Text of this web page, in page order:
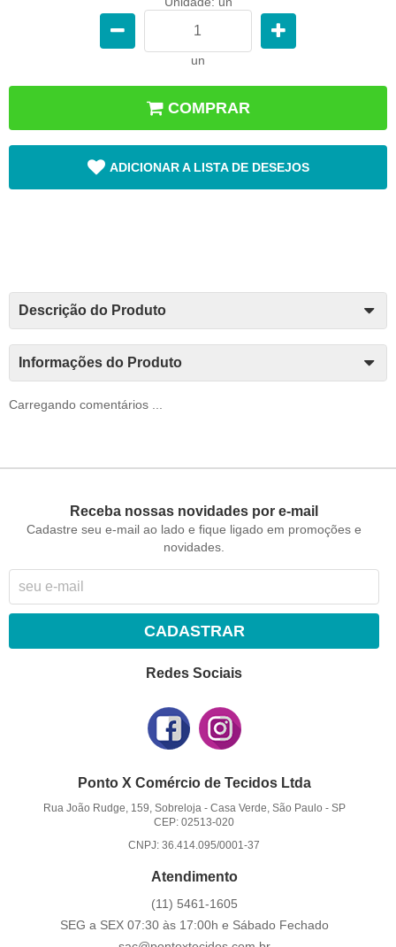
un
COMPRAR
ADICIONAR A LISTA DE DESEJOS
Descrição do Produto
Informações do Produto
Carregando comentários ...
Receba nossas novidades por e-mail
Cadastre seu e-mail ao lado e fique ligado em promoções e
novidades.
CADASTRAR
Redes Sociais
Ponto X Comércio de Tecidos Ltda
Rua João Rudge, 159, Sobreloja- Casa Verde, São Paulo - SP
CEP: 02513-020
CNPJ: 36.414.095/0001-37
Atendimento
(11) 5461-1605
SEG a SEX 07:30 às 17:00h e Sábado Fechado